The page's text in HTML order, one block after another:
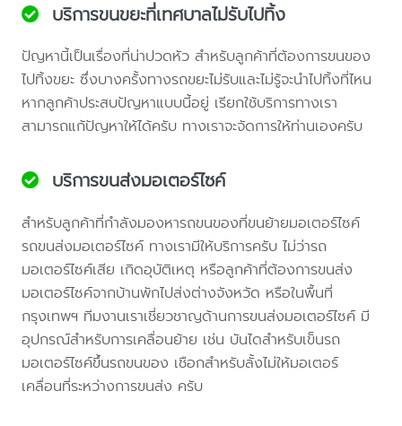
บริการขนขยะที่เทศบาลไม่รับไปทิ้ง
ปัญหานี้เป็นเรื่องที่น่าปวดหัว สำหรับลูกค้าที่ต้องการขนของ
ไปทิ้งขยะ ซึ่งบางครั้งทางรถขยะไม่รับและไม่รู้จะนำไปทิ้งที่ไหน
หากลูกค้าประสบปัญหาแบบนี้อยู่ เรียกใช้บริการทางเรา
สามารถแก้ปัญหาให้ได้ครับ ทางเราจะจัดการให้ท่านเองครับ
บริการขนส่งมอเตอร์ไซค์
สำหรับลูกค้าที่กำลังมองหารถขนของที่ขนย้ายมอเตอร์ไซค์
รถขนส่งมอเตอร์ไซค์ ทางเรามีให้บริการครับ ไม่ว่ารถ
มอเตอร์ไซค์เสีย เกิดอุบัติเหตุ หรือลูกค้าที่ต้องการขนส่ง
มอเตอร์ไซค์จากบ้านพักไปส่งต่างจังหวัด หรือในพื้นที่
กรุงเทพฯ ทีมงานเราเชี่ยวชาญด้านการขนส่งมอเตอร์ไซค์ มี
อุปกรณ์สำหรับการเคลื่อนย้าย เช่น บันไดสำหรับเข็นรถ
มอเตอร์ไซค์ขึ้นรถขนของ เชือกสำหรับลั้งไม่ให้มอเตอร์
เคลื่อนที่ระหว่างการขนส่ง ครับ